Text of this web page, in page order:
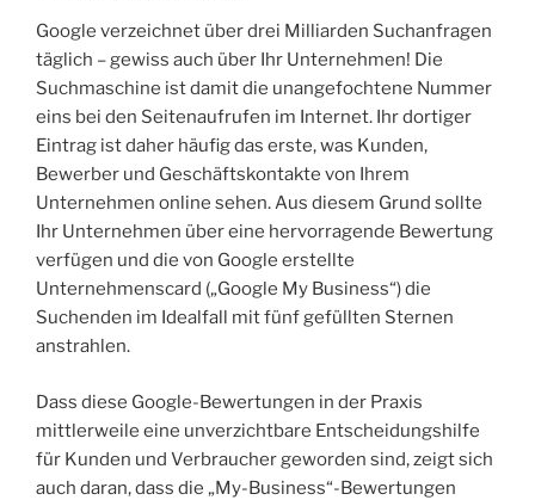
Google verzeichnet über drei Milliarden Suchanfragen
täglich – gewiss auch über Ihr Unternehmen! Die
Suchmaschine ist damit die unangefochtene Nummer
eins bei den Seitenaufrufen im Internet. Ihr dortiger
Eintrag ist daher häufig das erste, was Kunden,
Bewerber und Geschäftskontakte von Ihrem
Unternehmen online sehen. Aus diesem Grund sollte
Ihr Unternehmen über eine hervorragende Bewertung
verfügen und die von Google erstellte
Unternehmenscard („Google My Business“) die
Suchenden im Idealfall mit fünf gefüllten Sternen
anstrahlen.
Dass diese Google-Bewertungen in der Praxis
mittlerweile eine unverzichtbare Entscheidungshilfe
für Kunden und Verbraucher geworden sind, zeigt sich
auch daran, dass die „My-Business“-Bewertungen